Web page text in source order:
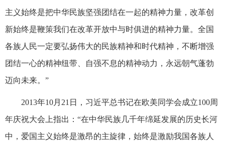
主义始终是把中华民族坚强团结在一起的精神力量，改革创
新始终是鞭策我们在改革开放中与时俱进的精神力量。全国
各族人民一定要弘扬伟大的民族精神和时代精神，不断增强
团结一心的精神纽带、自强不息的精神动力，永远朝气蓬勃
迈向未来。”
2013年10月21日，习近平总书记在欧美同学会成立100周
年庆祝大会上指出：“在中华民族几千年绵延发展的历史长河
中，爱国主义始终是激昂的主旋律，始终是激励我国各族人